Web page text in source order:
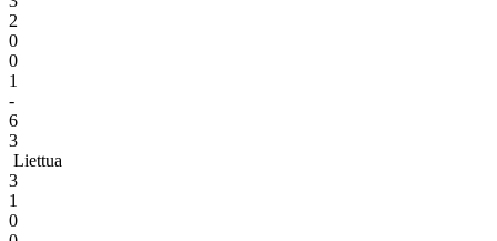
2
0
0
1
-
6
3
Liettua
3
1
0